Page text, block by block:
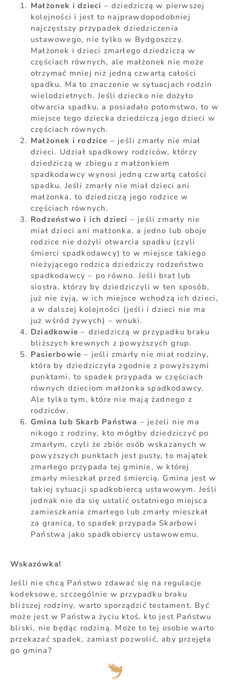
Małżonek i dzieci – dziedziczą w pierwszej
kolejności i jest to najprawdopodobniej
najczęstszy przypadek dziedziczenia
ustawowego, nie tylko w Bydgoszczy.
Małżonek i dzieci zmarłego dziedziczą w
częściach równych, ale małżonek nie może
otrzymać mniej niż jedną czwartą całości
spadku. Ma to znaczenie w sytuacjach rodzin
wielodzietnych. Jeśli dziecko nie dożyło
otwarcia spadku, a posiadało potomstwo, to w
miejsce tego dziecka dziedziczą jego dzieci w
częściach równych.
Małżonek i rodzice – jeśli zmarły nie miał
dzieci. Udział spadkowy rodziców, którzy
dziedziczą w zbiegu z małżonkiem
spadkodawcy wynosi jedną czwartą całości
spadku. Jeśli zmarły nie miał dzieci ani
małżonka, to dziedziczą jego rodzice w
częściach równych.
Rodzeństwo i ich dzieci – jeśli zmarły nie
miał dzieci ani małżonka, a jedno lub oboje
rodzice nie dożyli otwarcia spadku (czyli
śmierci spadkodawcy) to w miejsce takiego
nieżyjącego rodzica dziedziczy rodzeństwo
spadkodawcy – po równo. Jeśli brat lub
siostra, którzy by dziedziczyli w ten sposób,
już nie żyją, w ich miejsce wchodzą ich dzieci,
a w dalszej kolejności (jeśli i dzieci nie ma
już wśród żywych) – wnuki.
Dziadkowie – dziedziczą w przypadku braku
bliższych krewnych z powyższych grup.
Pasierbowie – jeśli zmarły nie miał rodziny,
która by dziedziczyła zgodnie z powyższymi
punktami, to spadek przypada w częściach
równych dzieciom małżonka spadkodawcy.
Ale tylko tym, które nie mają żadnego z
rodziców.
Gmina lub Skarb Państwa – jeżeli nie ma
nikogo z rodziny, kto mógłby dziedziczyć po
zmarłym, czyli że zbiór osób wskazanych w
powyższych punktach jest pusty, to majątek
zmarłego przypada tej gminie, w której
zmarły mieszkał przed śmiercią. Gmina jest w
takiej sytuacji spadkobiercą ustawowym. Jeśli
jednak nie da się ustalić ostatniego miejsca
zamieszkania zmarłego lub zmarły mieszkał
za granicą, to spadek przypada Skarbowi
Państwa jako spadkobiercy ustawowemu.
Wskazówka!
Jeśli nie chcą Państwo zdawać się na regulacje
kodeksowe, szczególnie w przypadku braku
bliższej rodziny, warto sporządzić testament. Być
może jest w Państwa życiu ktoś, kto jest Państwu
bliski, nie będąc rodziną. Może to tej osobie warto
przekazać spadek, zamiast pozwolić, aby przejęła
go gmina?